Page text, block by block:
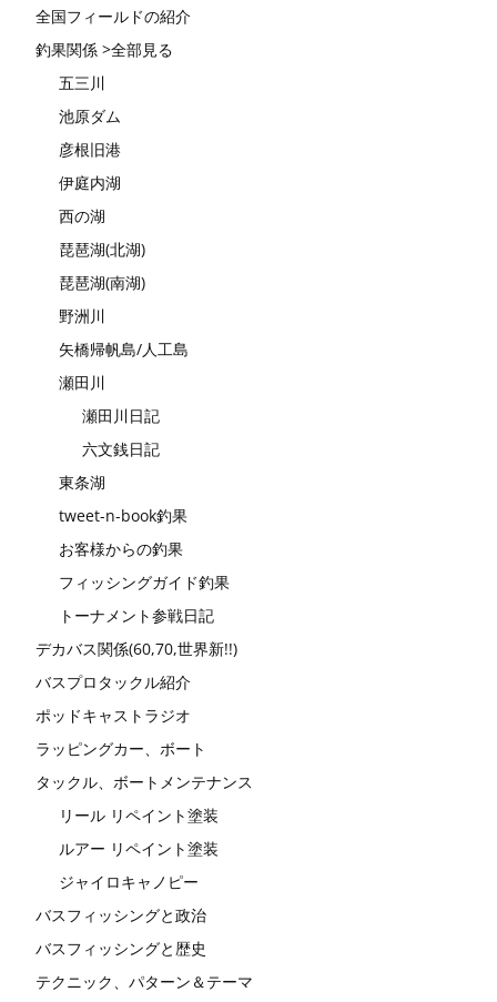
全国フィールドの紹介
釣果関係 >全部見る
五三川
池原ダム
彦根旧港
伊庭内湖
西の湖
琵琶湖(北湖)
琵琶湖(南湖)
野洲川
矢橋帰帆島/人工島
瀬田川
瀬田川日記
六文銭日記
東条湖
tweet-n-book釣果
お客様からの釣果
フィッシングガイド釣果
トーナメント参戦日記
デカバス関係(60,70,世界新!!)
バスプロタックル紹介
ポッドキャストラジオ
ラッピングカー、ボート
タックル、ボートメンテナンス
リール リペイント塗装
ルアー リペイント塗装
ジャイロキャノピー
バスフィッシングと政治
バスフィッシングと歴史
テクニック、パターン＆テーマ